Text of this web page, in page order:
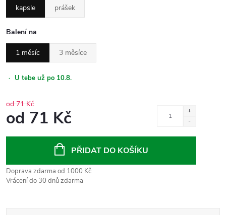
kapsle prášek
Balení na
1 měsíc 3 měsíce
· U tebe už po 10.8.
od 71 Kč
od 71 Kč
PŘIDAT DO KOŠÍKU
Doprava zdarma od 1000 Kč
Vrácení do 30 dnů zdarma